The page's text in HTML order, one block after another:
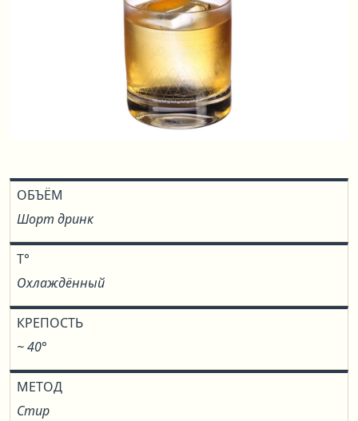
ОБЪЁМ
Шорт дринк
T°
Охлаждённый
КРЕПОСТЬ
~ 40°
МЕТОД
Стир